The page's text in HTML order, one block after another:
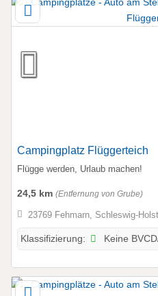
Campingplatz Flüggerteich
Flügge werden, Urlaub machen!
24,5 km (Entfernung von Grube)
23769 Fehmarn, Schleswig-
Klassifizierung: Keine